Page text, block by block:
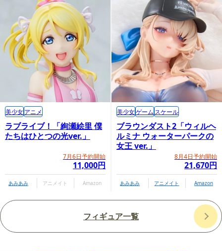
ラブライブ！「絢瀬絵里 僕
たちはひとつの光ver.」
7月6日予約開始
11,000円
美少女アニメ
あみあみ アニメイト Amazon
ブラウンダスト2「ウィルヘ
ルミナ ウォーターパークの
女王 ver.」
8月4日予約開始
21,670円
美少女ゲーム スケール
あみあみ アニメイト Amazon
フィギュア一覧